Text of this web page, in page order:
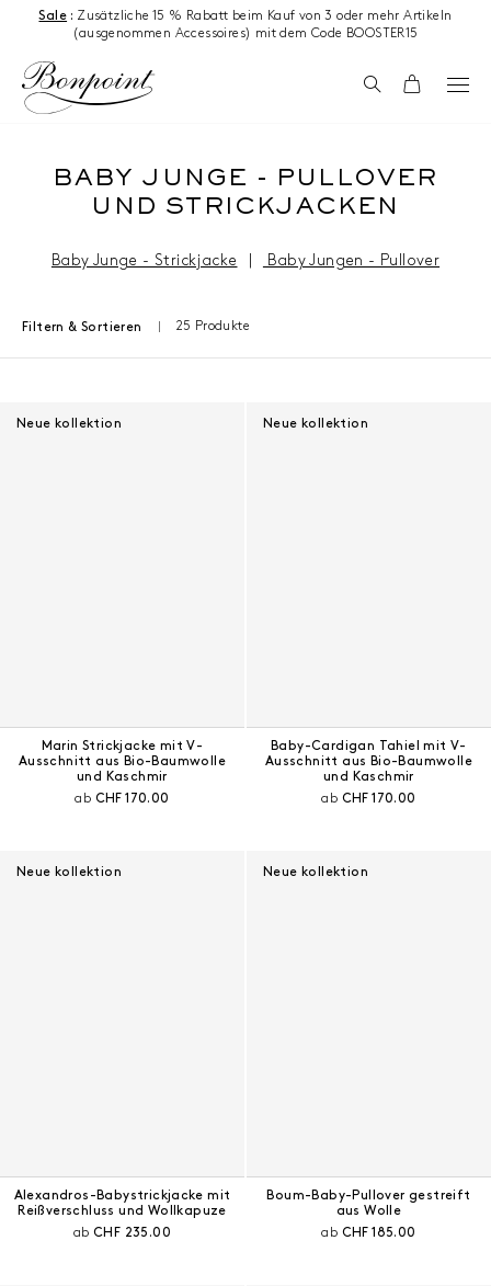
Zum Inhalt springen
Sale : Zusätzliche 15 % Rabatt beim Kauf von 3 oder mehr Artikeln
(ausgenommen Accessoires) mit dem Code BOOSTER15
SuchenWagen
BABY JUNGE - PULLOVER
UND STRICKJACKEN
Baby Junge - Strickjacke Baby Jungen - Pullover
Filtern & Sortieren 25 Produkte
Neue kollektion
Marin Strickjacke mit V-
Ausschnitt aus Bio-Baumwolle
und Kaschmir
ab Aktueller Preis:
CHF 170.00
Neue kollektion
Baby-Cardigan Tahiel mit V-
Ausschnitt aus Bio-Baumwolle
und Kaschmir
ab Aktueller Preis:
CHF 170.00
Neue kollektion
Alexandros-Babystrickjacke mit
Reißverschluss und Wollkapuze
abAktueller Preis:
CHF 235.00
Neue kollektion
Boum-Baby-Pullover gestreift
aus Wolle
ab Aktueller Preis:
CHF 185.00